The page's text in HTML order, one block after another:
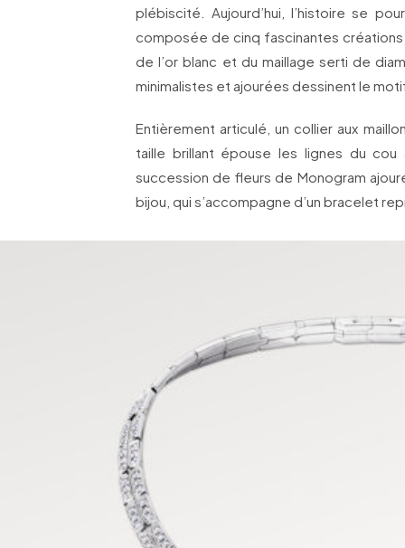
plébiscité. Aujourd’hui, l’histoire se
composée de cinq fascinantes créations
de l’or blanc et du maillage serti de
minimalistes et ajourées dessinent le
Entièrement articulé, un collier aux
taille brillant épouse les lignes du cou
succession de fleurs de Monogram
bijou, qui s’accompagne d’un bracelet